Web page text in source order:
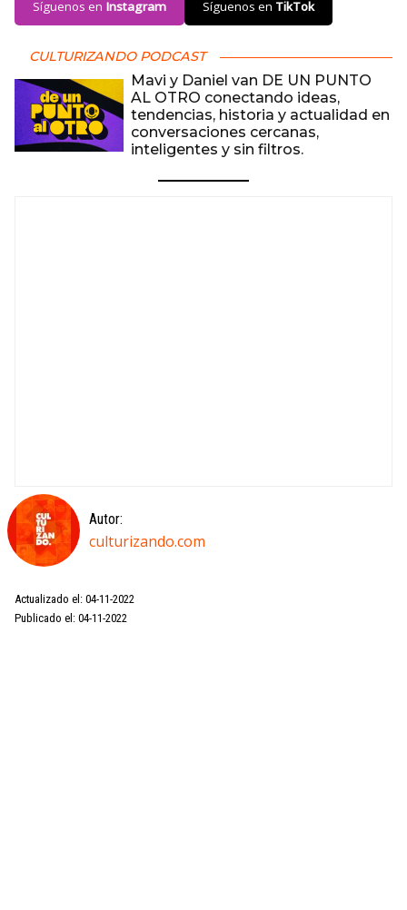
Síguenos en Instagram Síguenos en TikTok
CULTURIZANDO PODCAST
Mavi y Daniel van DE UN PUNTO
AL OTRO conectando ideas,
tendencias, historia y actualidad en
conversaciones cercanas,
inteligentes y sin filtros.
Autor:
culturizando.com
Actualizado el: 04-11-2022
Publicado el: 04-11-2022